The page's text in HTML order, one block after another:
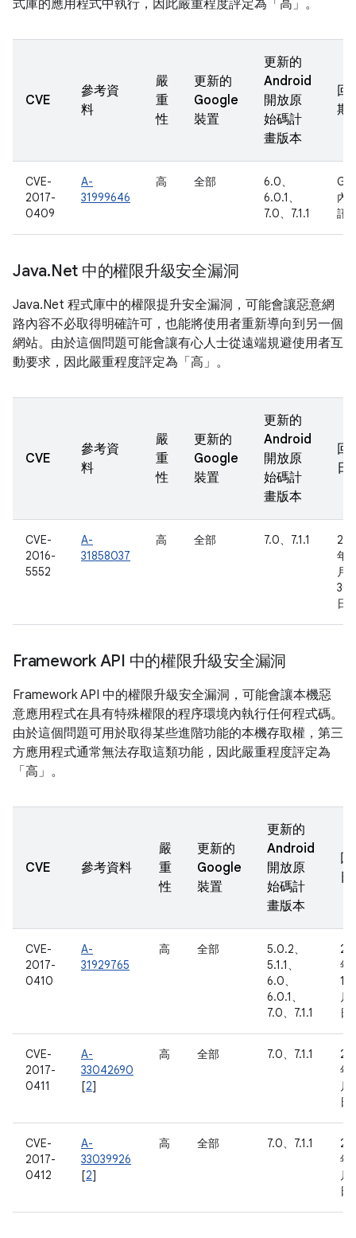
式庫的應用程式中執行，因此嚴重程度評定為「高」。
CVE
參考資
料
嚴
重
性
更新的
Google
裝置
更新的
Android
開放原
始碼計
畫版本
回
期
CVE-
2017-
0409
A-
31999646
高 全部
6.0、
6.0.1、
7.0、7.1.1
內
訊
Java.Net 中的權限升級安全漏洞
Java.Net 程式庫中的權限提升安全漏洞，可能會讓惡意網
路內容不必取得明確許可，也能將使用者重新導向到另一個
網站。由於這個問題可能會讓有心人士從遠端規避使用者互
動要求，因此嚴重程度評定為「高」。
CVE
參考資
料
嚴
重
性
更新的
Google
裝置
更新的
Android
開放原
始碼計
畫版本
回
日
CVE-
2016-
5552
A-
31858037
高 全部 7.0、7.1.1
年
月
30
日
Framework API 中的權限升級安全漏洞
Framework API 中的權限升級安全漏洞，可能會讓本機惡
意應用程式在具有特殊權限的程序環境內執行任何程式碼。
由於這個問題可用於取得某些進階功能的本機存取權，第三
方應用程式通常無法存取這類功能，因此嚴重程度評定為
「高」。
CVE 參考資料
嚴
重
性
更新的
Google
裝置
更新的
Android
開放原
始碼計
畫版本
CVE-
2017-
0410
A-
31929765
高 全部
5.0.2、
5.1.1、
6.0、
6.0.1、
7.0、7.1.1
年
10
月
日
CVE-
2017-
0411
A-
33042690
[2]
高 全部 7.0、7.1.1
年
月
日
CVE-
2017-
0412
A-
33039926
[2]
高 全部 7.0、7.1.1
年
月
日